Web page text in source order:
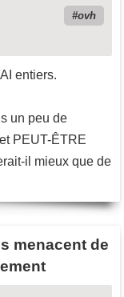
ovh
entiers.
un peu de
PEUT-ÊTRE
il mieux que de
menacent de